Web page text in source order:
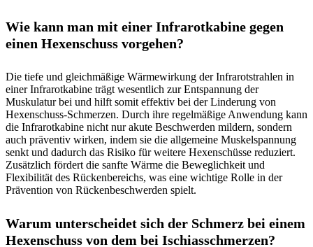
Wie kann man mit einer Infrarotkabine gegen
einen Hexenschuss vorgehen?
Die tiefe und gleichmäßige Wärmewirkung der Infrarotstrahlen in
einer Infrarotkabine trägt wesentlich zur Entspannung der
Muskulatur bei und hilft somit effektiv bei der Linderung von
Hexenschuss-Schmerzen. Durch ihre regelmäßige Anwendung kann
die Infrarotkabine nicht nur akute Beschwerden mildern, sondern
auch präventiv wirken, indem sie die allgemeine Muskelspannung
senkt und dadurch das Risiko für weitere Hexenschüsse reduziert.
Zusätzlich fördert die sanfte Wärme die Beweglichkeit und
Flexibilität des Rückenbereichs, was eine wichtige Rolle in der
Prävention von Rückenbeschwerden spielt.
Warum unterscheidet sich der Schmerz bei einem
Hexenschuss von dem bei Ischiasschmerzen?